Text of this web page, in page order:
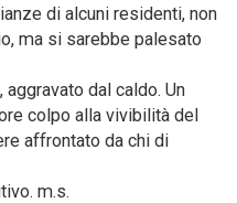
di alcuni residenti, non
ma si sarebbe palesato
dal caldo. Un
colpo alla vivibilità del
affrontato da chi di
m.s.